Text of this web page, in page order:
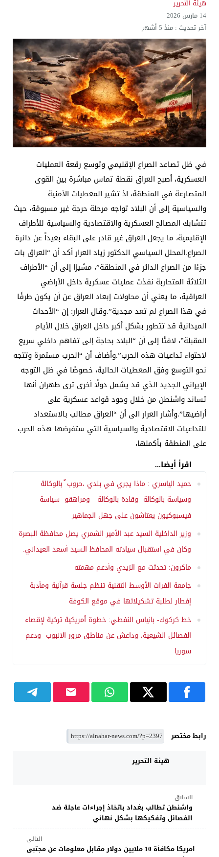
هيئة التحرير
14 مارس 2026
آخر تحديث :منذ 5 أشهر
في ظل تصاعد الصراع الإقليمي وتوسع رقعة العمليات
العسكرية، أصبح العراق نقطة تماس مباشرة بين القوى
المتصارعة في المنطقة، اذ تشير المعطيات الأمنية
والسياسية إلى أن البلاد تواجه مرحلة حرجة غير مسبوقة، حيث
تتشابك المصالح العسكرية والاقتصادية والسياسية للأطراف
الإقليمية، ما يجعل العراق غير قادر على البقاء بعيداً عن دائرة
الصراع.المحلل السياسي الدكتور زياد العرار أكد أن “العراق بات
جزءًا من الصراع الدائر في المنطقة”، مشيرًا إلى أن “الأطراف
الثلاثة المتحاربة نفذت عمليات عسكرية داخل الأراضي
العراقية، ما يعني أن محاولات إبعاد العراق عن أن يكون طرفًا
في هذا الصراع لم تعد مجدية”.وقال العرار: إن “الأحداث
الميدانية قد تتطور بشكل أكبر داخل العراق خلال الأيام
المقبلة”، لافتًا إلى أن “البلاد بحاجة إلى تفاهم داخلي سريع
لاحتواء تداعيات هذه الحرب”.وأضاف أن “الحرب مستمرة وتتجه
نحو التوسع وفق المعطيات الحالية، خصوصًا في ظل التوجه
الإيراني الجديد الذي قد يشمل دولًا أخرى ترى طهران أنها
تساند واشنطن من خلال وجود قواعد عسكرية على
أراضيها”.وأشار العرار الى أن “العراق مطالب بالاستعداد
للتداعيات الاقتصادية والسياسية التي ستفرضها هذه الحرب
على المنطقة بأكملها،
اقرأ أيضا...
حميد الياسري : ماذا يجري في بلدي ،حروب ٌ بالوكالة
وسياسة بالوكالة وقادة بالوكالة ومراهقو سياسة
فيسبوكيون يعتاشون على جهل الجماهير
وزير الداخلية السيد عبد الأمير الشمري يصل محافظة البصرة
وكان في استقبال سيادته المحافظ السيد أسعد العيداني.
ماكرون: تحدثت مع الزيدي وأدعم مهمته
جامعة الفرات الأوسط التقنية تنظم جلسة قرآنية ومأدبة
إفطار لطلبة تشكيلاتها في موقع الكوفة
خط كركوك- بانياس النفطي: خطوة أمريكية تركية لإقصاء
الفصائل الشيعية، وداعش عن مناطق مرور الانبوب ودعم
سوريا
رابط مختصر
هيئة التحرير
السابق
واشنطن تطالب بغداد باتخاذ إجراءات عاجلة ضد
الفصائل وتفكيكها بشكل نهائي
التالي
امريكا مكافأة 10 ملايين دولار مقابل معلومات عن مجتبى